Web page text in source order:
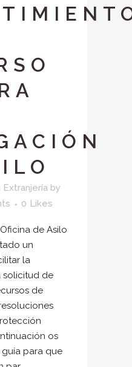
Extranjería by
0 Likes
de Asilo
un
la
solicitud de
de
os
para que